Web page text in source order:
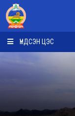
ҮНДСЭН ЦЭС